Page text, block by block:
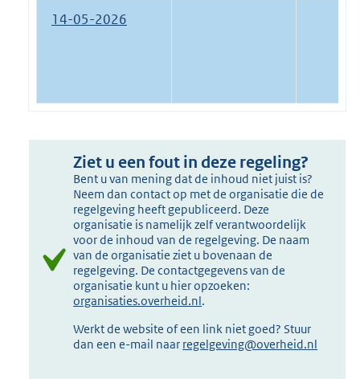
14-05-2026
Ziet u een fout in deze regeling?
Bent u van mening dat de inhoud niet juist is?
Neem dan contact op met de organisatie die de
regelgeving heeft gepubliceerd. Deze
organisatie is namelijk zelf verantwoordelijk
voor de inhoud van de regelgeving. De naam
van de organisatie ziet u bovenaan de
regelgeving. De contactgegevens van de
organisatie kunt u hier opzoeken:
organisaties.overheid.nl.
Werkt de website of een link niet goed? Stuur
dan een e-mail naar regelgeving@overheid.nl